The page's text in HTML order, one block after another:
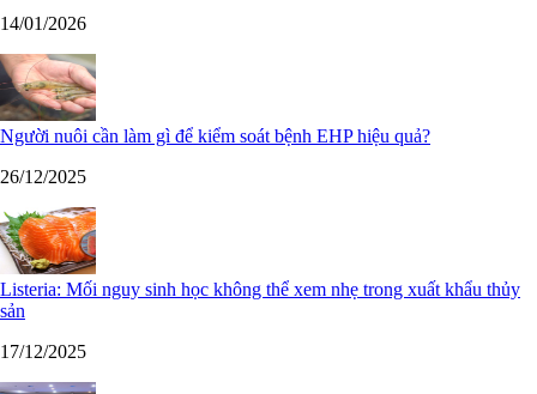
14/01/2026
Người nuôi cần làm gì để kiểm soát bệnh EHP hiệu quả?
26/12/2025
Listeria: Mối nguy sinh học không thể xem nhẹ trong xuất khẩu thủy
sản
17/12/2025